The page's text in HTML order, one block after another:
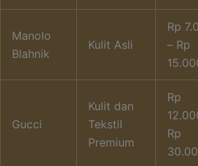
Manolo
Blahnik
Kulit Asli
Rp
– Rp
Gucci
Kulit dan
Tekstil
Premium
Rp
Rp